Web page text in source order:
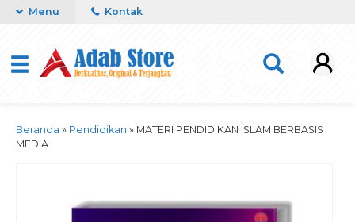
Menu Kontak
Beranda » Pendidikan » MATERI PENDIDIKAN ISLAM BERBASIS
MEDIA